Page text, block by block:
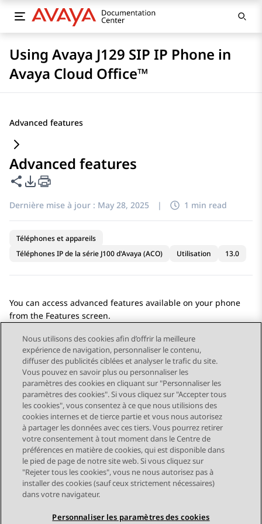
Using Avaya J129 SIP IP Phone in
Avaya Cloud Office™
Advanced features
Advanced features
Partager cette page
Options d'exportation PDF
Dernière mise à jour : May 28, 2025 | 1 min read
Téléphones et appareils
Téléphones IP de la série J100 d'Avaya (ACO)
Utilisation 13.0
You can access advanced features available on your phone
from the Features screen.
Send Feedback
Navigation par sujet
Sujet précédent Sujet suivant
STAY CONNECTED
Nous utilisons des cookies afin d’offrir la meilleure
expérience de navigation, personnaliser le contenu,
diffuser des publicités ciblées et analyser le trafic du site.
Vous pouvez en savoir plus ou personnaliser les
paramètres des cookies en cliquant sur "Personnaliser les
paramètres des cookies". Si vous cliquez sur "Accepter tous
les cookies", vous consentez à ce que nous utilisions des
cookies internes et de tierce partie et vous nous autorisez
à partager les données avec ces tiers. Vous pourrez retirer
votre consentement à tout moment dans le Centre de
préférences en matière de cookies, qui est disponible dans
le pied de page de notre site web. Si vous cliquez sur
"Rejeter tous les cookies", vous ne nous autorisez pas à
installer des cookies (sauf ceux strictement nécessaires)
dans votre navigateur.
Personnaliser les paramètres des cookies